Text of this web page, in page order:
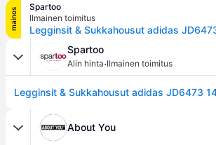
mainos
Spartoo
Ilmainen toimitus
Spartoo
Alin hinta·Ilmainen toimitus
About You